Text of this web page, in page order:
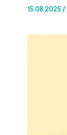
15.08.2025/